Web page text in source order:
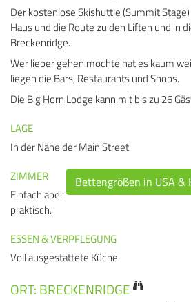
Der kostenlose Skishuttle (Summit
Haus und die Route zu den Liften und in
Breckenridge.
Wer lieber gehen möchte hat es kaum
liegen die Bars, Restaurants und Shops.
Die Big Horn Lodge kann mit bis zu 26
LAGE
In der Nähe der Main Street
ZIMMER
Bettengrößen in USA &
Einfach aber
praktisch.
ESSEN & VERPFLEGUNG
Voll ausgestattete Küche
ORT: BRECKENRIDGE